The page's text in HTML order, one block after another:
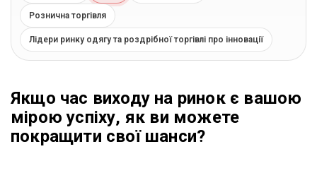
Про нас
Язык
IT
Рознична торгівля
Лідери ринку одягу та роздрібної торгівлі про інновації
Якщо час виходу на ринок є вашою
мірою успіху, як ви можете
покращити свої шанси?